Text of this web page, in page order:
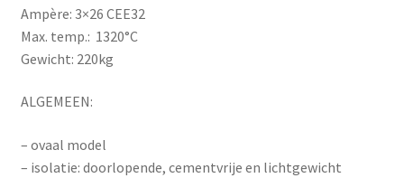
Ampère: 3×26 CEE32
Max. temp.: 1320°C
Gewicht: 220kg
ALGEMEEN:
– ovaal model
– isolatie: doorlopende, cementvrije en lichtgewicht